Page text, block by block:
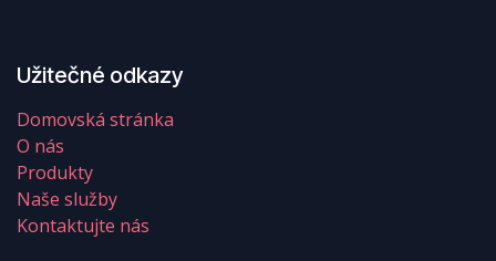
Užitečné odkazy
Domovská stránka
O nás
Produkty
Naše služby
Kontaktujte nás